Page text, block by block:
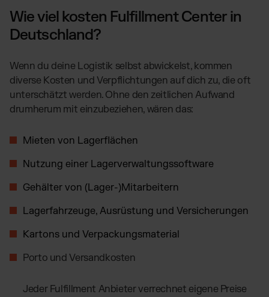
Wie viel kosten Fulfillment Center in
Deutschland?
Wenn du deine Logistik selbst abwickelst, kommen
diverse Kosten und Verpflichtungen auf dich zu, die oft
unterschätzt werden. Ohne den zeitlichen Aufwand
drumherum mit einzubeziehen, wären das:
Mieten von Lagerflächen
Nutzung einer Lagerverwaltungssoftware
Gehälter von (Lager-)Mitarbeitern
Lagerfahrzeuge, Ausrüstung und Versicherungen
Kartons und Verpackungsmaterial
Porto und Versandkosten
Jeder Fulfillment Anbieter verrechnet eigene Preise